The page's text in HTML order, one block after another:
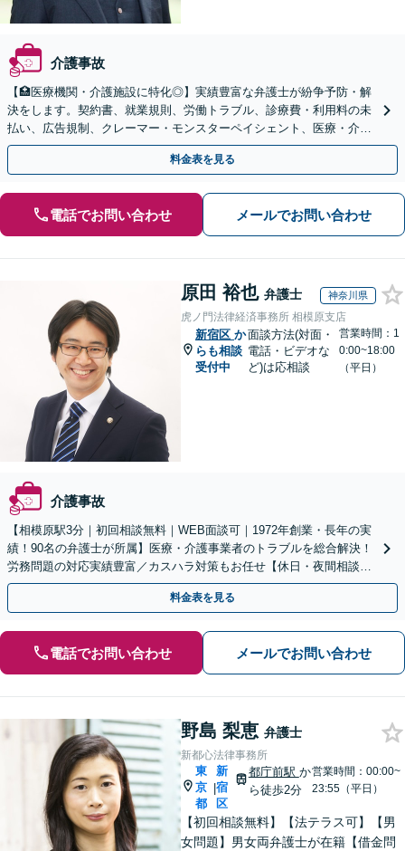
介護事故
【🏥医療機関・介護施設に特化◎】実績豊富な弁護士が紛争予防・解
決をします。契約書、就業規則、労働トラブル、診療費・利用料の未
払い、広告規制、クレーマー・モンスターペイシェント、医療・介護
事故などに対応【顧問契約あり】
料金表を見る
電話でお問い合わせ メールでお問い合わせ
原田 裕也 弁護士 神奈川県
虎ノ門法律経済事務所 相模原支店
新宿区 か
らも相談
受付中
面談方法(対面・
電話・ビデオな
ど)は応相談
営業時間：1
0:00~18:00
（平日）
介護事故
【相模原駅3分｜初回相談無料｜WEB面談可｜1972年創業・長年の実
績！90名の弁護士が所属】医療・介護事業者のトラブルを総合解決！
労務問題の対応実績豊富／カスハラ対策もお任せ【休日・夜間相談可
／忙しい方にも安心の柔軟なサポート体制】
料金表を見る
電話でお問い合わせ メールでお問い合わせ
野島 梨恵 弁護士
新都心法律事務所
東
京
都
|
新
宿
区
都庁前駅 か
ら徒歩2分
営業時間：00:00~
23:55（平日）
【初回相談無料】【法テラス可】【男
女問題】男女両弁護士が在籍【借金問